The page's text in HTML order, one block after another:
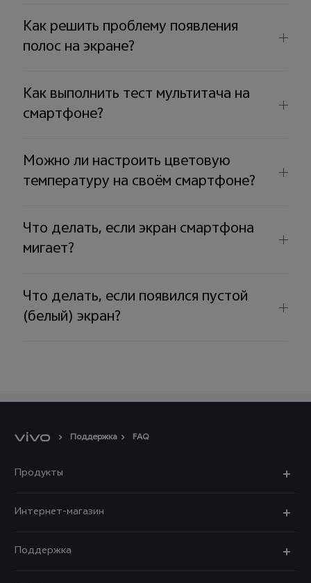
Как решить проблему появления
полос на экране?
Как выполнить тест мультитача на
смартфоне?
Можно ли настроить цветовую
температуру на своём смартфоне?
Что делать, если экран смартфона
мигает?
Что делать, если появился пустой
(белый) экран?
Поддержка FAQ
Продукты
V70 FE
Интернет-магазин
Поддержка